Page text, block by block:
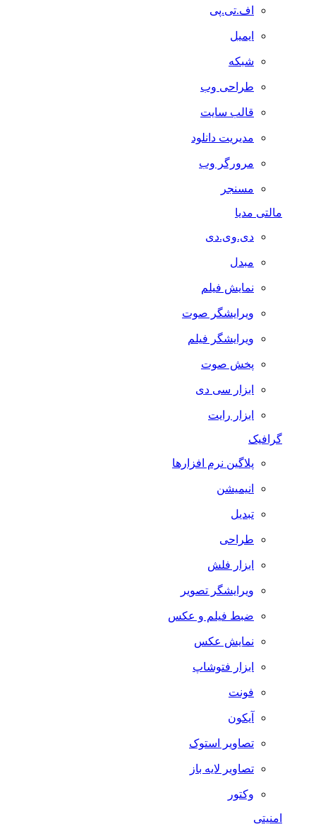
اف.تی.پی
ایمیل
شبکه
طراحی وب
قالب سایت
مدیریت دانلود
مرورگر وب
مسنجر
مالتی مدیا
دی.وی.دی
مبدل
نمایش فیلم
ویرایشگر صوت
ویرایشگر فیلم
پخش صوت
ابزار سی دی
ابزار رایت
گرافیک
پلاگین نرم افزارها
انیمیشن
تبدیل
طراحی
ابزار فلش
ویرایشگر تصویر
ضبط فيلم و عكس
نمایش عکس
ابزار فتوشاپ
فونت
آیکون
تصاویر استوک
تصاویر لایه باز
وکتور